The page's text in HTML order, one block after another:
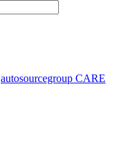
autosourcegroup CARE